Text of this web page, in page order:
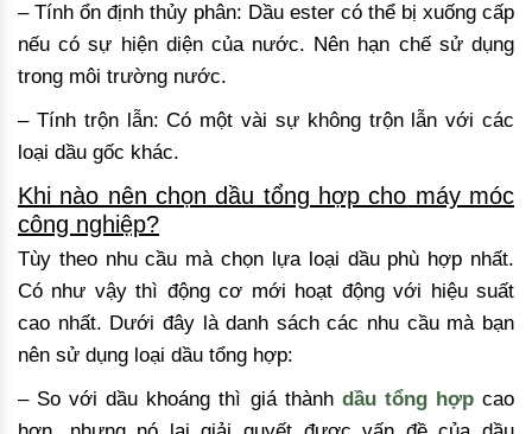
– Tính ổn định thủy phân: Dầu ester có thể bị xuống cấp
nếu có sự hiện diện của nước. Nên hạn chế sử dụng
trong môi trường nước.
– Tính trộn lẫn: Có một vài sự không trộn lẫn với các
loại dầu gốc khác.
Khi nào nên chọn dầu tổng hợp cho máy móc
công nghiệp?
Tùy theo nhu cầu mà chọn lựa loại dầu phù hợp nhất.
Có như vậy thì động cơ mới hoạt động với hiệu suất
cao nhất. Dưới đây là danh sách các nhu cầu mà bạn
nên sử dụng loại dầu tổng hợp:
– So với dầu khoáng thì giá thành dầu tổng hợpcao